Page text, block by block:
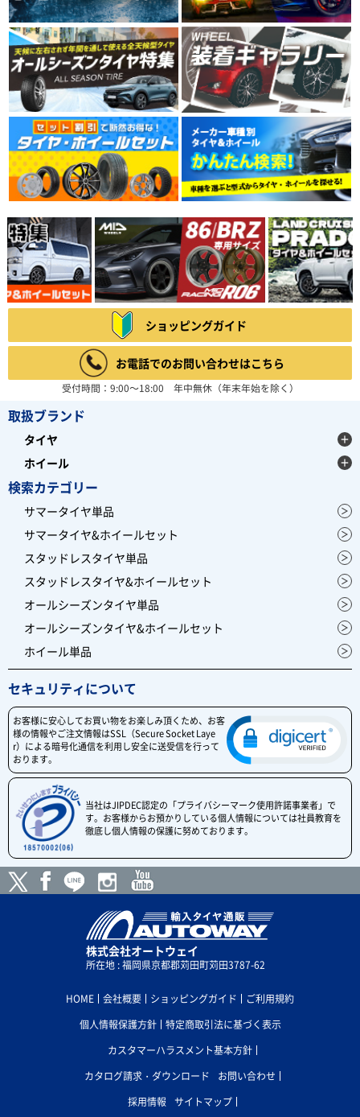
ショッピングガイド
お電話でのお問い合わせはこちら
受付時間：9:00～18:00 年中無休（年末年始を除く）
取扱ブランド
タイヤ
ホイール
検索カテゴリー
サマータイヤ単品
サマータイヤ&ホイールセット
スタッドレスタイヤ単品
スタッドレスタイヤ&ホイールセット
オールシーズンタイヤ単品
オールシーズンタイヤ&ホイールセット
ホイール単品
セキュリティについて
お客様に安心してお買い物をお楽しみ頂くため、お客
様の情報やご注文情報はSSL（Secure Socket Laye
r）による暗号化通信を利用し安全に送受信を行って
おります。
当社はJIPDEC認定の「プライバシーマーク使用許諾事業者」で
す。お客様からお預かりしている個人情報については社員教育を
徹底し個人情報の保護に努めております。
株式会社オートウェイ
所在地 : 福岡県京都郡苅田町苅田3787-62
HOME 会社概要 ショッピングガイド
ご利用規約
個人情報保護方針
特定商取引法に基づく表示
カスタマーハラスメント基本方針
カタログ請求・ダウンロード
お問い合わせ
採用情報
サイトマップ